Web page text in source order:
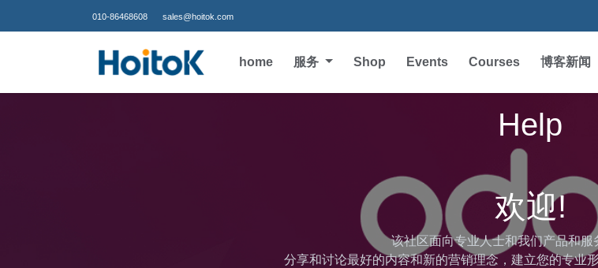
010-86468608 sales@hoitok.com
home 服务 Shop Events Courses 博客新闻
Help
欢迎!
该社区面向专业人士和我们产品和服
分享和讨论最好的内容和新的营销理念，建立您的专业